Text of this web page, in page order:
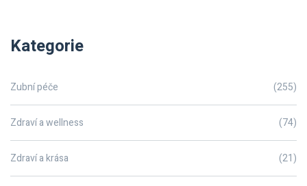
Kategorie
Zubní péče (255)
Zdraví a wellness (74)
Zdraví a krása (21)